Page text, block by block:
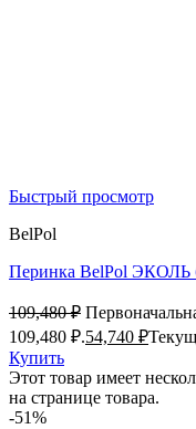
Быстрый просмотр
BelPol
Перинка BelPol ЭКОЛЬ
109,480₽
109,480 ₽.54,740 ₽
Купить
Этот товар имеет
на странице товара.
-51%